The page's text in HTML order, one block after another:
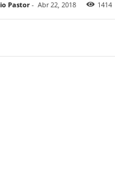
Pastor- Abr 22, 2018 1414